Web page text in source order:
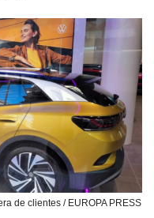
de clientes / EUROPA PRESS